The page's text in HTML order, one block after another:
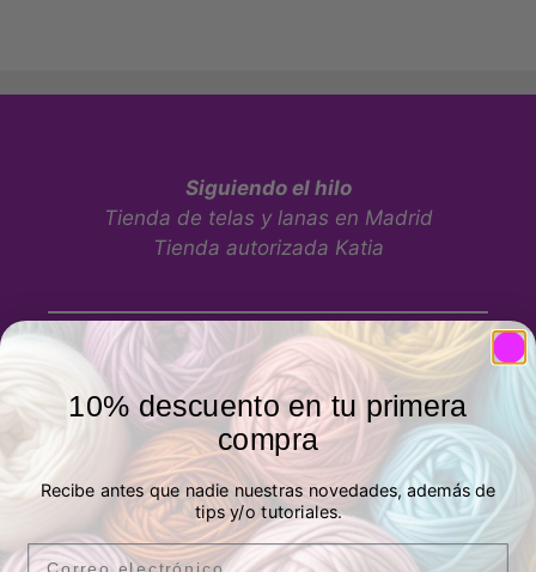
Siguiendo el hilo
Tienda de telas y lanas en Madrid
Tienda autorizada Katia
Tienda física
P.º de los Artilleros, 21 Posterior, Local 1,
Vicálvaro, 28032 Madrid, España -
Ver
10% descuento en tu primera
compra
Recibe antes que nadie nuestras novedades, además de
tips y/o tutoriales.
Email